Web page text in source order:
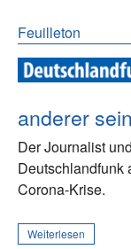
Feuilleton
anderer
Der Journalist
Deutschlandfunk
Corona-Krise.
Weiterlesen